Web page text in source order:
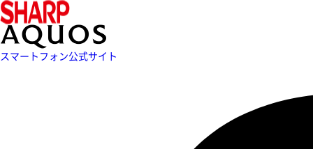
スマートフォン公式サイト